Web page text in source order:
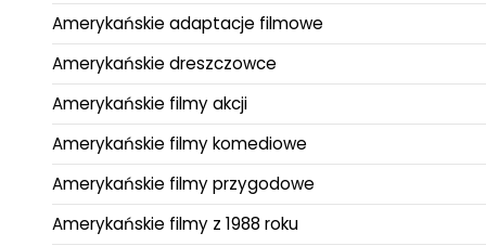
Amerykańskie adaptacje filmowe
Amerykańskie dreszczowce
Amerykańskie filmy akcji
Amerykańskie filmy komediowe
Amerykańskie filmy przygodowe
Amerykańskie filmy z 1988 roku